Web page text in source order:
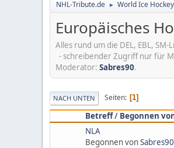
NHL-Tribute.de ► World Ice Hockey
Europäisches
Alles rund um die DEL, EBL, SM-
- schreibender Zugriff nur für
Moderator: Sabres90.
NACH UNTEN Seiten 1
Betreff/ Begonnen
NLA
Begonnen vonSabres90